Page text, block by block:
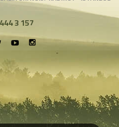
444 3 157